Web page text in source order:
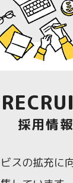
採用情報
スの拡充に